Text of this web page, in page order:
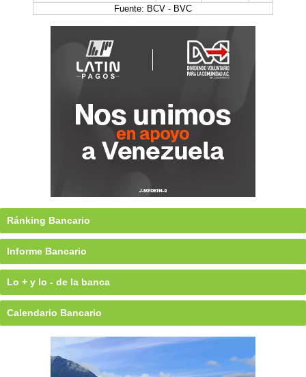
Fuente: BCV - BVC
Ránking Bancario
Informe Bancario
Lo + y lo - de la banca
Calendario Bancario